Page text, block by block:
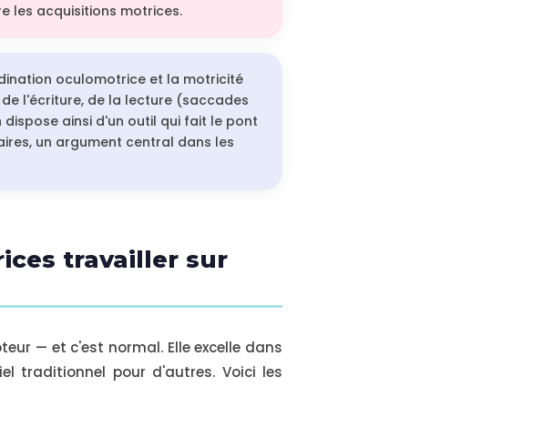
les acquisitions motrices.
oculomotrice et la motricité
l'écriture, de la lecture (saccades
ainsi d'un outil qui fait le pont
un argument central dans les
travailler sur
— et c'est normal. Elle excelle dans
traditionnel pour d'autres. Voici les